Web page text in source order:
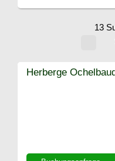
13
Herberge